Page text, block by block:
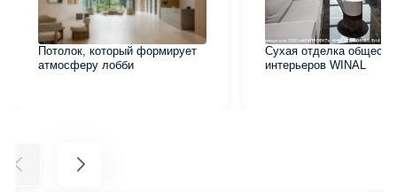
Потолок, который формирует
атмосферу лобби
Сухая отделка
интерьеров WINAL